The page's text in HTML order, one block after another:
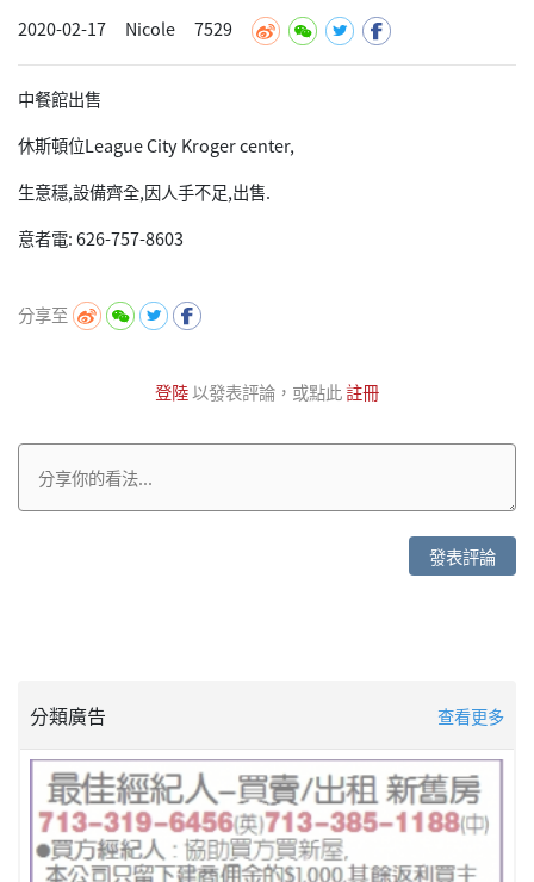
2020-02-17 Nicole 7529
中餐館出售
休斯頓位League City Kroger center,
生意穩,設備齊全,因人手不足,出售.
意者電: 626-757-8603
分享至
登陸以發表評論，或點此註冊
發表評論
分類廣告 查看更多